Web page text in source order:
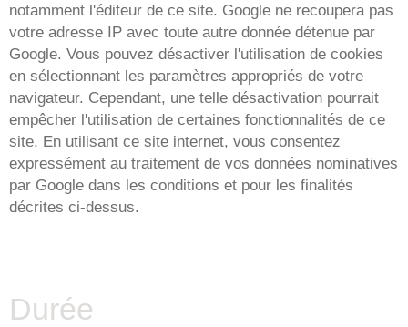
notamment l'éditeur de ce site. Google ne recoupera pas
votre adresse IP avec toute autre donnée détenue par
Google. Vous pouvez désactiver l'utilisation de cookies
en sélectionnant les paramètres appropriés de votre
navigateur. Cependant, une telle désactivation pourrait
empêcher l'utilisation de certaines fonctionnalités de ce
site. En utilisant ce site internet, vous consentez
expressément au traitement de vos données nominatives
par Google dans les conditions et pour les finalités
décrites ci-dessus.
Durée